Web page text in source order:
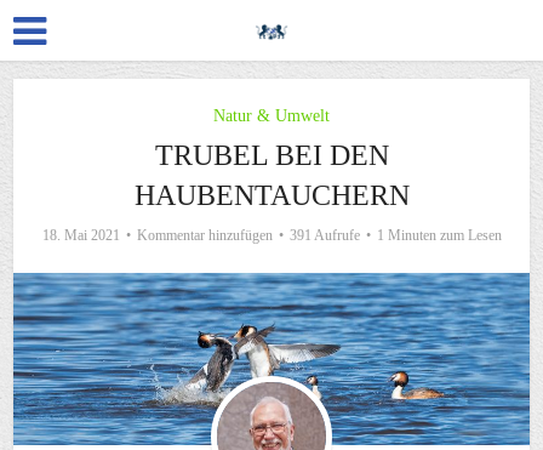
Natur & Umwelt
TRUBEL BEI DEN
HAUBENTAUCHERN
18. Mai 2021 Kommentar hinzufügen 391 Aufrufe 1 Minuten zum Lesen